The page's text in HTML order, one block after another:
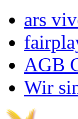
ars
AGB
Wir